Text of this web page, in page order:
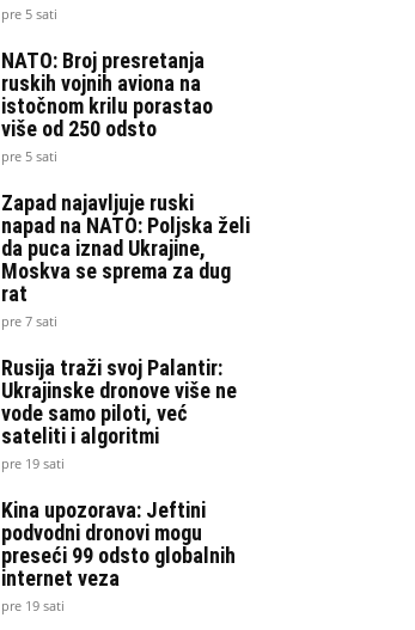
pre 5 sati
NATO: Broj presretanja
ruskih vojnih aviona na
istočnom krilu porastao
više od 250 odsto
pre 5 sati
Zapad najavljuje ruski
napad na NATO: Poljska želi
da puca iznad Ukrajine,
Moskva se sprema za dug
rat
pre 7 sati
Rusija traži svoj Palantir:
Ukrajinske dronove više ne
vode samo piloti, već
sateliti i algoritmi
pre 19 sati
Kina upozorava: Jeftini
podvodni dronovi mogu
preseći 99 odsto globalnih
internet veza
pre 19 sati